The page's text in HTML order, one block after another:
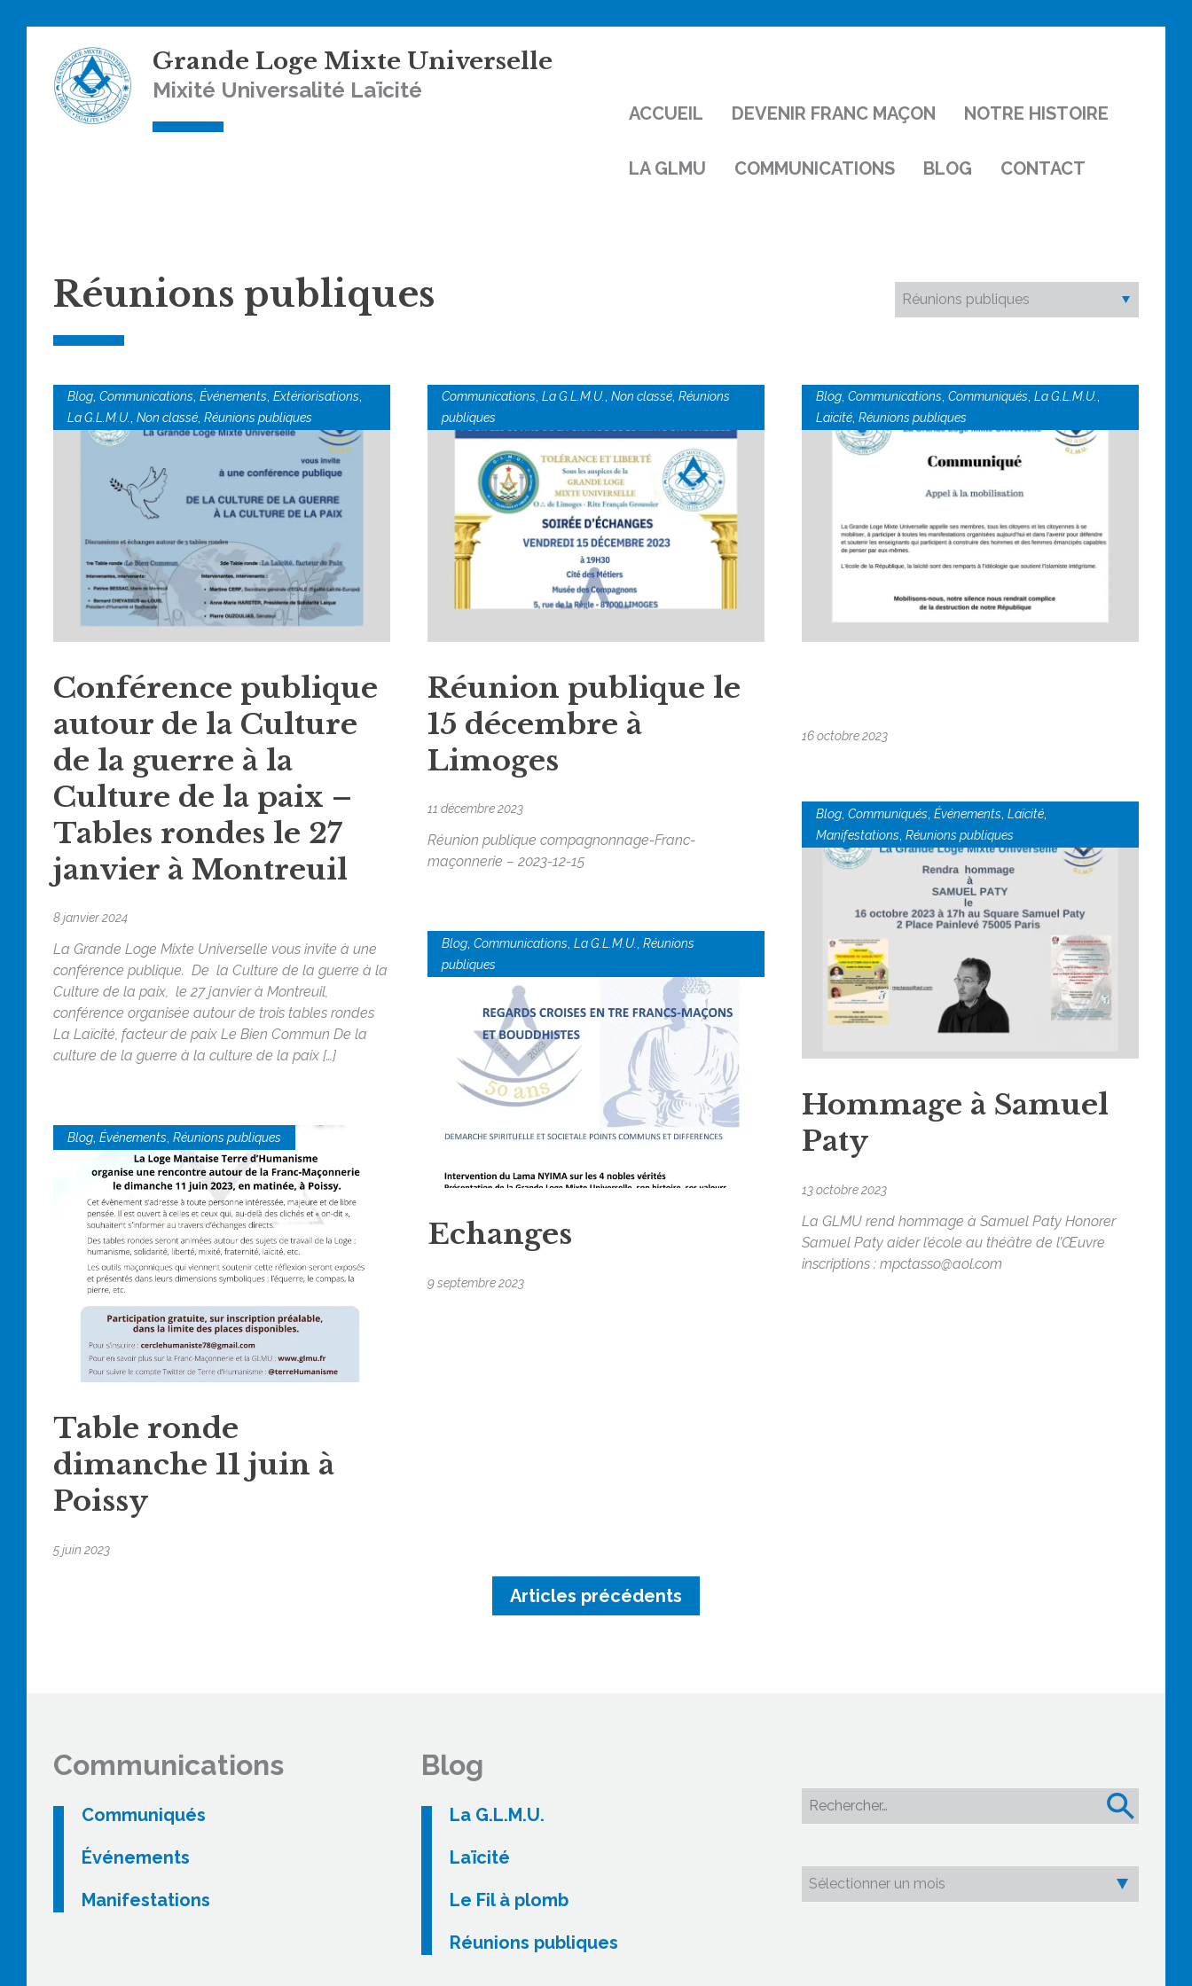
content
Grande Loge Mixte Universelle
Mixité Universalité Laïcité
ACCUEIL DEVENIR FRANC MAÇON NOTRE HISTOIRE
LA GLMU COMMUNICATIONS BLOG CONTACT
Réunions publiques
Blog, Communications, Événements, Extériorisations,
La G.L.M.U., Non classé, Réunions publiques
Conférence publique
autour de la Culture
de la guerre à la
Culture de la paix –
Tables rondes le 27
janvier à Montreuil
8 janvier 2024
La Grande Loge Mixte Universelle vous invite à une
conférence publique. De la Culture de la guerre à la
Culture de la paix, le 27 janvier à Montreuil,
conférence organisée autour de trois tables rondes
La Laïcité, facteur de paix Le Bien Commun De la
culture de la guerre à la culture de la paix […]
Communications, La G.L.M.U., Non classé, Réunions
publiques
Réunion publique le
15 décembre à
Limoges
11 décembre 2023
Réunion publique compagnonnage-Franc-
maçonnerie – 2023-12-15
Blog, Communications, Communiqués, La G.L.M.U.,
Laïcité, Réunions publiques
16 octobre 2023
Blog, Communiqués, Événements, Laïcité,
Manifestations, Réunions publiques
Hommage à Samuel
Paty
13 octobre 2023
La GLMU rend hommage à Samuel Paty Honorer
Samuel Paty aider l’école au théâtre de l’Œuvre
inscriptions : mpctasso@aol.com
Blog, Communications, La G.L.M.U., Réunions
publiques
Echanges
9 septembre 2023
Blog, Événements, Réunions publiques
Table ronde
dimanche 11 juin à
Poissy
5 juin 2023
Articles précédents
Communications
Communiqués
Événements
Manifestations
Blog
La G.L.M.U.
Laïcité
Le Fil à plomb
Réunions publiques
Rechercher :